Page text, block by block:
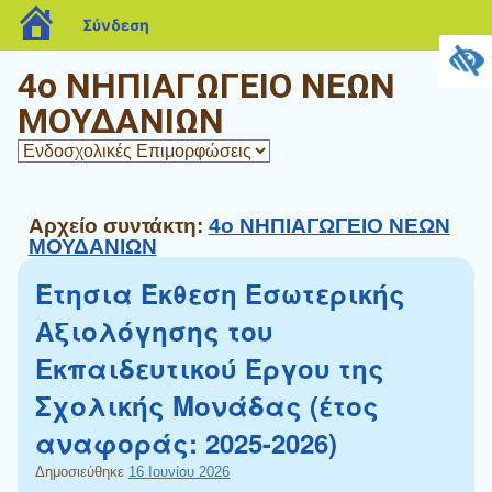
4ο ΝΗΠΙΑΓΩΓΕΙΟ ΝΕΩΝ
ΜΟΥΔΑΝΙΩΝ
Αρχείο συντάκτη: 4ο ΝΗΠΙΑΓΩΓΕΙΟ ΝΕΩΝ
ΜΟΥΔΑΝΙΩΝ
Έτησια Έκθεση Εσωτερικής
Αξιολόγησης του
Εκπαιδευτικού Έργου της
Σχολικής Μονάδας (έτος
αναφοράς: 2025-2026)
Δημοσιεύθηκε 16 Ιουνίου 2026
blogs.sch.gr
Σύνδεση